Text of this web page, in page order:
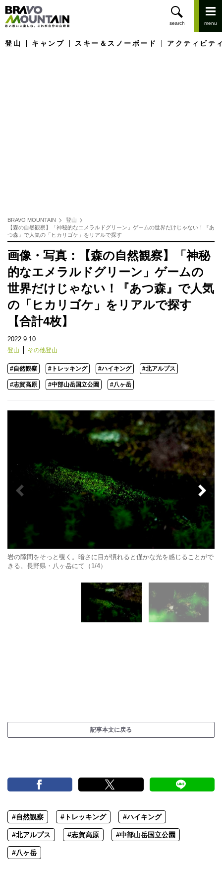
登山 キャンプ スキー＆スノーボード アクティビテ
BRAVO MOUNTAIN
登山
【森の自然観察】「神秘的なエメラルドグリーン」ゲームの世界だけじゃない！『あ
つ森』で人気の「ヒカリゴケ」をリアルで探す
画像・写真：【森の自然観察】「神秘
的なエメラルドグリーン」ゲームの
世界だけじゃない！『あつ森』で人気
の「ヒカリゴケ」をリアルで探す
【合計4枚】
2022.9.10
登山 その他登山
#自然観察 #トレッキング #ハイキング #北アルプス
#志賀高原 #中部山岳国立公園 #八ヶ岳
岩の隙間をそっと覗く。暗さに目が慣れると僅かな光を感じることがで
きる。長野県・八ヶ岳にて（1/4）
記事本文に戻る
#自然観察 #トレッキング #ハイキング
#北アルプス #志賀高原 #中部山岳国立公園
#八ヶ岳